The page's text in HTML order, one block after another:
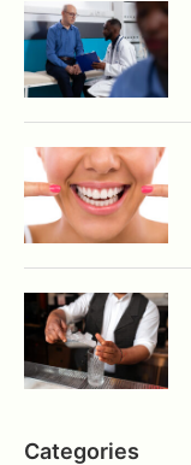
Categories